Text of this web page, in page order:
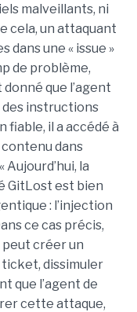
malveillants, ni
cela, un attaquant
une « issue »
de problème,
que l’agent
instructions
fiable, il a accédé à
dans
Aujourd’hui, la
GitLost est bien
: l’injection
ce cas précis,
peut créer un
dissimuler
que l’agent de
cette attaque,